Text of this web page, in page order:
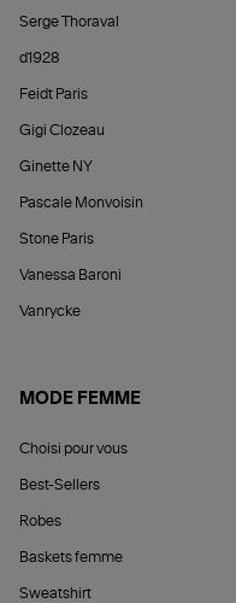
Serge Thoraval
d1928
Feidt Paris
Gigi Clozeau
Ginette NY
Pascale Monvoisin
Stone Paris
Vanessa Baroni
Vanrycke
MODE FEMME
Choisi pour vous
Best-Sellers
Robes
Baskets femme
Sweatshirt